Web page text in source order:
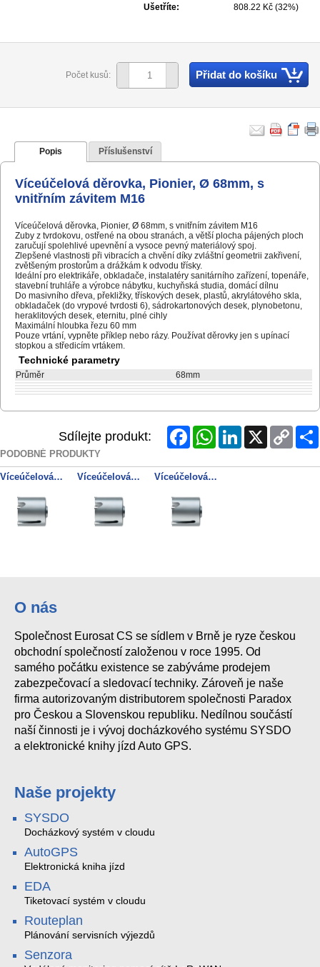
Ušetříte: 808.22 Kč (32%)
Počet kusů: Přidat do košíku
Popis Příslušenství
Víceúčelová děrovka, Pionier, Ø 68mm, s
vnitřním závitem M16
Víceúčelová děrovka, Pionier, Ø 68mm, s vnitřním závitem M16
Zuby z tvrdokovu, ostřené na obou stranách, a větší plocha pájených ploch
zaručují spolehlivé upevnění a vysoce pevný materiálový spoj.
Zlepšené vlastnosti při vibracích a chvění díky zvláštní geometrii zakřivení,
zvětšeným prostorům a drážkám k odvodu třísky.
Ideální pro elektrikáře, obkladače, instalatéry sanitárního zařízení, topenáře,
stavební truhláře a výrobce nábytku, kuchyňská studia, domácí dílnu
Do masivního dřeva, překližky, třískových desek, plastů, akrylátového skla,
obkladaček (do vrypové tvrdosti 6), sádrokartonových desek, plynobetonu,
heraklitových desek, eternitu, plné cihly
Maximální hloubka řezu 60 mm
Pouze vrtání, vypněte příklep nebo rázy. Používat děrovky jen s upínací
stopkou a středicím vrtákem.
Technické parametry
Průměr 68mm
Sdílejte produkt: FacebookWhatsAppLinkedInX
Copy
Link
PODOBNÉ PRODUKTY
Víceúčelová děrovka, Pionier, Ø 65mm, s vnitřním závitem M16 Víceúčelová děrovka, Pionier, Ø 105mm, s vnitřním závitem M16 Víceúčelová děrovka, Pionier, Ø 74mm, s vnitřním závitem M16
O nás
Společnost Eurosat CS se sídlem v Brně je ryze českou
obchodní společností založenou v roce 1995. Od
samého počátku existence se zabýváme prodejem
zabezpečovací a sledovací techniky. Zároveň je naše
firma autorizovaným distributorem společnosti Paradox
pro Českou a Slovenskou republiku. Nedílnou součástí
naší činnosti je i vývoj docházkového systému SYSDO
a elektronické knihy jízd Auto GPS.
Naše projekty
SYSDO
Docházkový systém v cloudu
AutoGPS
Elektronická kniha jízd
EDA
Tiketovací systém v cloudu
Routeplan
Plánování servisních výjezdů
Senzora